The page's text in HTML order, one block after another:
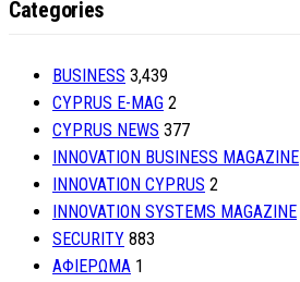
Categories
BUSINESS 3,439
CYPRUS E-MAG 2
CYPRUS NEWS 377
INNOVATION BUSINESS MAGAZINE
INNOVATION CYPRUS 2
INNOVATION SYSTEMS MAGAZINE
SECURITY 883
ΑΦΙΕΡΩΜΑ 1